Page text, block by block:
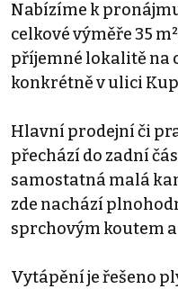
Nabízíme k
celkové výměře 35
příjemné lokalitě na
konkrétně v ulici
Hlavní prodejní či
přechází do zadní
samostatná malá
zde nachází
sprchovým koutem
Vytápění je řešeno